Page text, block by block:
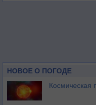
НОВОЕ О ПОГОДЕ
Космическая